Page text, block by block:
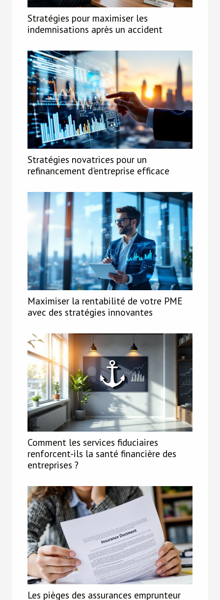
Stratégies pour maximiser les
indemnisations après un accident
Stratégies novatrices pour un
refinancement d'entreprise efficace
Maximiser la rentabilité de votre PME
avec des stratégies innovantes
Comment les services fiduciaires
renforcent-ils la santé financière des
entreprises ?
Les pièges des assurances emprunteur